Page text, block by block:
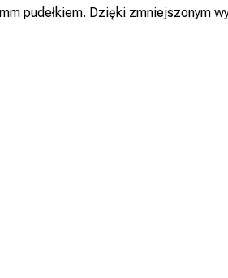
pudełkiem. Dzięki zmniejszonym